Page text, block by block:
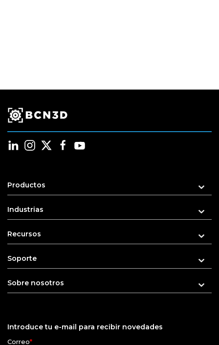
Productos
Industrias
Recursos
Soporte
Sobre nosotros
Introduce tu e-mail para recibir novedades